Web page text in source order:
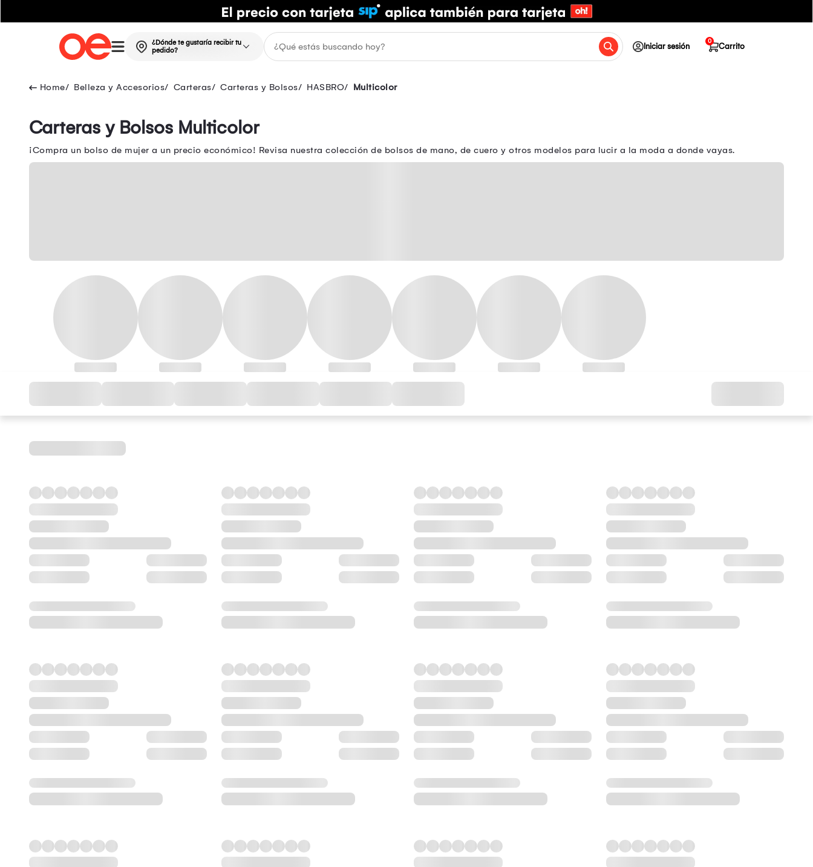
¿Dónde te gustaría recibir tu
pedido?
Iniciar sesión Carrito
0
Belleza y Accesorios Carteras Carteras y Bolsos HASBRO Multicolor
Carteras y Bolsos Multicolor
¡Compra un bolso de mujer a un precio económico! Revisa nuestra colección de bolsos de mano, de cuero y otros modelos para lucir a la moda a donde vayas.